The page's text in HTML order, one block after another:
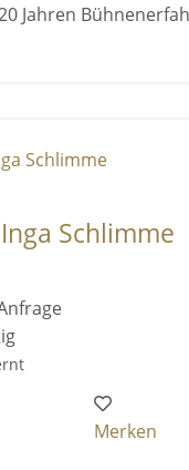
Jahren
Schlimme
Merken